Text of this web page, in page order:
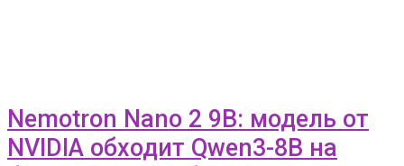
Nemotron Nano 2 9B: модель от
NVIDIA обходит Qwen3-8B на